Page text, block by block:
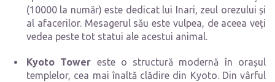
(10000 la număr) este dedicat lui Inari, zeul orezului și
al afacerilor. Mesagerul său este vulpea, de aceea veți
vedea peste tot statui ale acestui animal.
Kyoto Tower este o structură modernă în orașul
templelor, cea mai înaltă clădire din Kyoto. Din vârful